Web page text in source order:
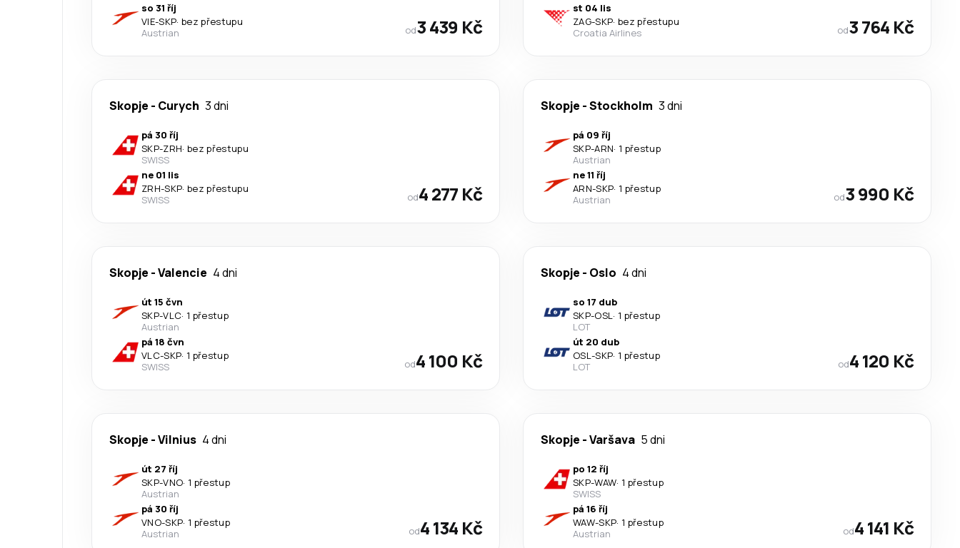
so 31 říj
VIE-SKP· bez přestupu
Austrian
od3 439 Kč
st 04 lis
ZAG-SKP· bez přestupu
Croatia Airlines
od3 764 Kč
Skopje - Curych 3 dni
pá 30 říj
SKP-ZRH· bez přestupu
SWISS
ne 01 lis
ZRH-SKP· bez přestupu
SWISS
od4 277 Kč
Skopje -Stockholm 3 dni
pá 09 říj
SKP-ARN· 1 přestup
Austrian
ne 11 říj
ARN-SKP· 1 přestup
Austrian
od3 990 Kč
Skopje -Valencie 4 dni
út 15 čvn
SKP-VLC· 1 přestup
Austrian
pá 18 čvn
VLC-SKP· 1 přestup
SWISS
od4 100 Kč
Skopje - Oslo 4 dni
so 17 dub
SKP-OSL · 1 přestup
LOT
út 20 dub
OSL -SKP· 1 přestup
LOT
od4 120 Kč
Skopje -Vilnius 4 dni
út 27 říj
SKP-VNO· 1 přestup
Austrian
pá 30 říj
VNO-SKP· 1 přestup
Austrian
od4 134 Kč
Skopje -Varšava 5 dni
po 12 říj
SKP-WAW· 1 přestup
SWISS
pá 16 říj
WAW-SKP· 1 přestup
Austrian
od4 141 Kč